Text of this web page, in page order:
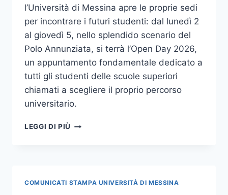
l’Università di Messina apre le proprie sedi
per incontrare i futuri studenti: dal lunedì 2
al giovedì 5, nello splendido scenario del
Polo Annunziata, si terrà l’Open Day 2026,
un appuntamento fondamentale dedicato a
tutti gli studenti delle scuole superiori
chiamati a scegliere il proprio percorso
universitario.
LEGGI DI PIÙ OPEN
COMUNICATI STAMPA UNIVERSITÀ DI MESSINA